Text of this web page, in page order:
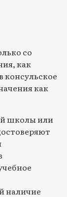
со
как
консульское
как
школы или
наличие